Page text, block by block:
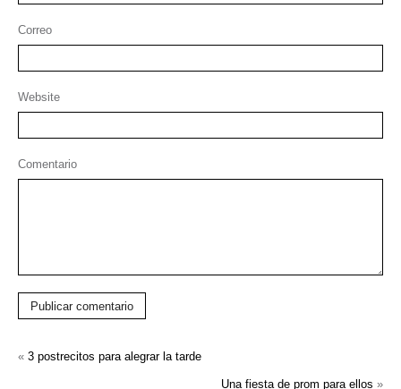
Correo
Website
Comentario
Publicar comentario
« 3 postrecitos para alegrar la tarde
Una fiesta de prom para ellos »